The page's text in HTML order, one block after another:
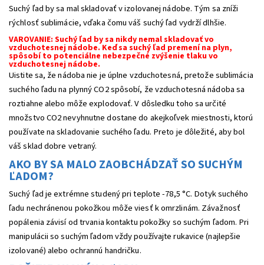
Suchý ľad by sa mal skladovať v izolovanej nádobe. Tým sa zníži
rýchlosť sublimácie, vďaka čomu váš suchý ľad vydrží dlhšie.
VAROVANIE: Suchý ľad by sa nikdy nemal skladovať vo
vzduchotesnej nádobe. Keď sa suchý ľad premení na plyn,
spôsobí to potenciálne nebezpečné zvýšenie tlaku vo
vzduchotesnej nádobe.
Uistite sa, že nádoba nie je úplne vzduchotesná, pretože sublimácia
suchého ľadu na plynný CO2 spôsobí, že vzduchotesná nádoba sa
roztiahne alebo môže explodovať. V dôsledku toho sa určité
množstvo CO2 nevyhnutne dostane do akejkoľvek miestnosti, ktorú
používate na skladovanie suchého ľadu. Preto je dôležité, aby bol
váš sklad dobre vetraný.
AKO BY SA MALO ZAOBCHÁDZAŤ SO SUCHÝM
ĽADOM?
Suchý ľad je extrémne studený pri teplote -78,5 °C. Dotyk suchého
ľadu nechránenou pokožkou môže viesť k omrzlinám. Závažnosť
popálenia závisí od trvania kontaktu pokožky so suchým ľadom. Pri
manipulácii so suchým ľadom vždy používajte rukavice (najlepšie
izolované) alebo ochrannú handričku.